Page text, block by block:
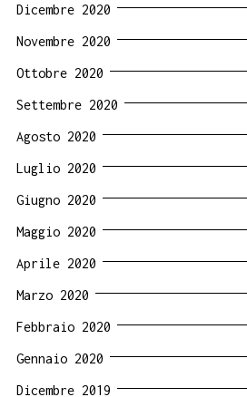
Dicembre 2020
Novembre 2020
Ottobre 2020
Settembre 2020
Agosto 2020
Luglio 2020
Giugno 2020
Maggio 2020
Aprile 2020
Marzo 2020
Febbraio 2020
Gennaio 2020
Dicembre 2019